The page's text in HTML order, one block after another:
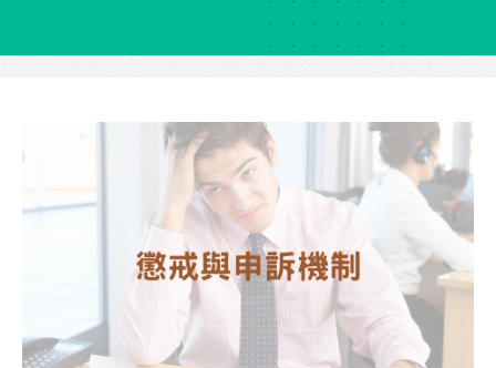
組織管理
網上自學課程
自助組織訓練學院
同行故事館
同行社區伙伴
搜尋自助組織